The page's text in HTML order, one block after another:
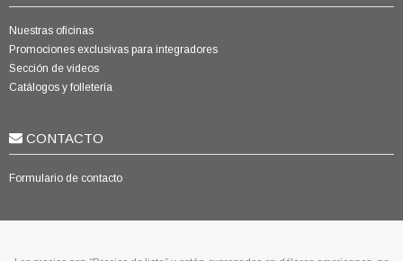
Nuestras oficinas
Promociones exclusivas para integradores
Sección de videos
Catálogos y folletería
CONTACTO
Formulario de contacto